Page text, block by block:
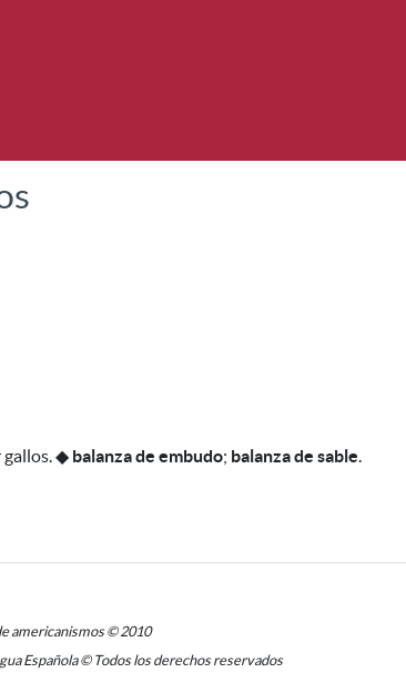
gallos.◆ balanza de embudo; balanza de sable.
americanismos © 2010
Española © Todos los derechos reservados